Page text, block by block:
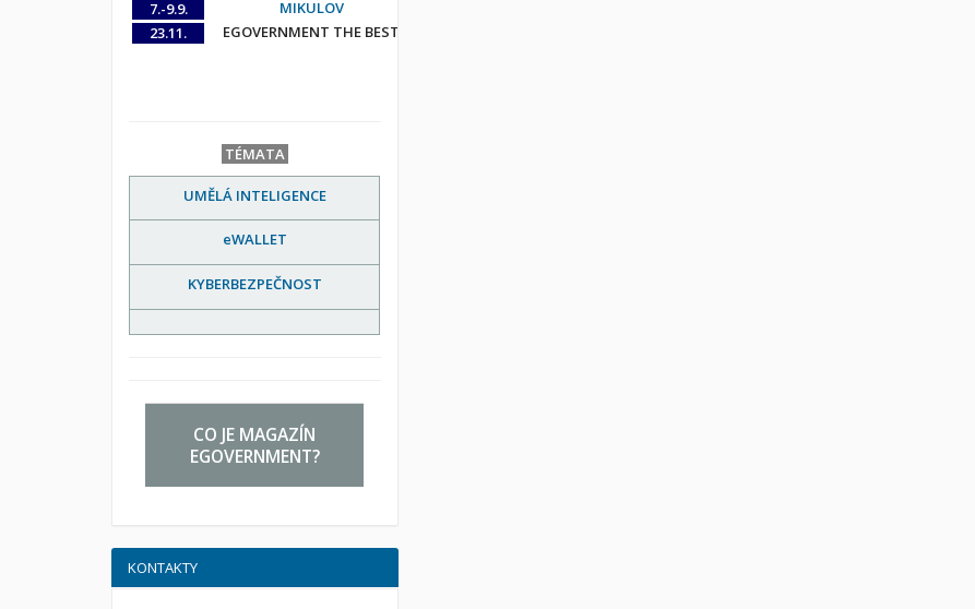
7.-9.9.
MIKULOV
23.11.
EGOVERNMENT THE BEST
TÉMATA
UMĚLÁ INTELIGENCE
eWALLET
KYBERBEZPEČNOST
CO JE MAGAZÍN
EGOVERNMENT?
KONTAKTY